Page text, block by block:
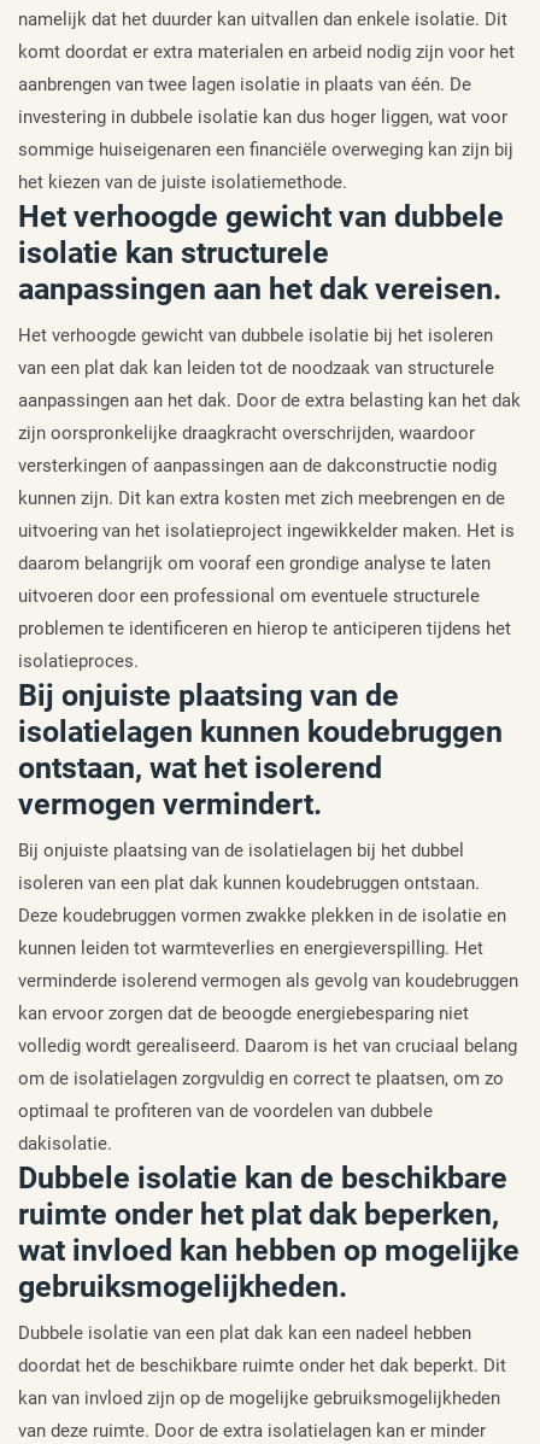
namelijk dat het duurder kan uitvallen dan enkele isolatie. Dit
komt doordat er extra materialen en arbeid nodig zijn voor het
aanbrengen van twee lagen isolatie in plaats van één. De
investering in dubbele isolatie kan dus hoger liggen, wat voor
sommige huiseigenaren een financiële overweging kan zijn bij
het kiezen van de juiste isolatiemethode.
Het verhoogde gewicht van dubbele
isolatie kan structurele
aanpassingen aan het dak vereisen.
Het verhoogde gewicht van dubbele isolatie bij het isoleren
van een plat dak kan leiden tot de noodzaak van structurele
aanpassingen aan het dak. Door de extra belasting kan het dak
zijn oorspronkelijke draagkracht overschrijden, waardoor
versterkingen of aanpassingen aan de dakconstructie nodig
kunnen zijn. Dit kan extra kosten met zich meebrengen en de
uitvoering van het isolatieproject ingewikkelder maken. Het is
daarom belangrijk om vooraf een grondige analyse te laten
uitvoeren door een professional om eventuele structurele
problemen te identificeren en hierop te anticiperen tijdens het
isolatieproces.
Bij onjuiste plaatsing van de
isolatielagen kunnen koudebruggen
ontstaan, wat het isolerend
vermogen vermindert.
Bij onjuiste plaatsing van de isolatielagen bij het dubbel
isoleren van een plat dak kunnen koudebruggen ontstaan.
Deze koudebruggen vormen zwakke plekken in de isolatie en
kunnen leiden tot warmteverlies en energieverspilling. Het
verminderde isolerend vermogen als gevolg van koudebruggen
kan ervoor zorgen dat de beoogde energiebesparing niet
volledig wordt gerealiseerd. Daarom is het van cruciaal belang
om de isolatielagen zorgvuldig en correct te plaatsen, om zo
optimaal te profiteren van de voordelen van dubbele
dakisolatie.
Dubbele isolatie kan de beschikbare
ruimte onder het plat dak beperken,
wat invloed kan hebben op mogelijke
gebruiksmogelijkheden.
Dubbele isolatie van een plat dak kan een nadeel hebben
doordat het de beschikbare ruimte onder het dak beperkt. Dit
kan van invloed zijn op de mogelijke gebruiksmogelijkheden
van deze ruimte. Door de extra isolatielagen kan er minder